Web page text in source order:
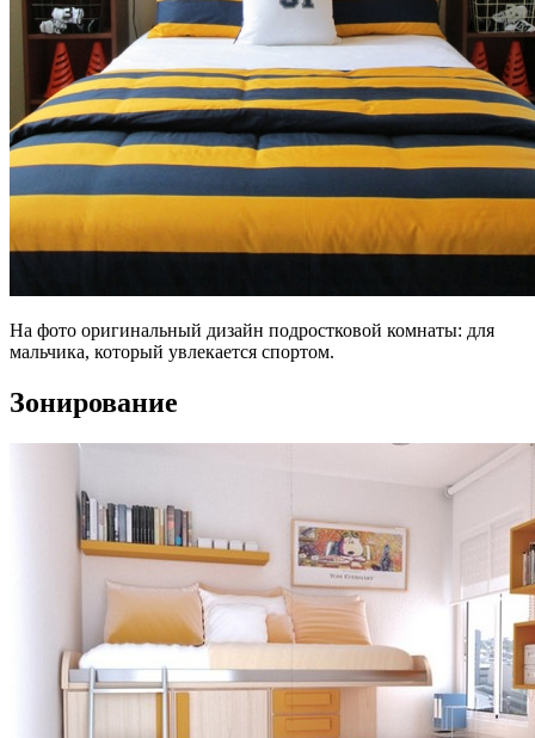
На фото оригинальный дизайн подростковой комнаты: для
мальчика, который увлекается спортом.
Зонирование